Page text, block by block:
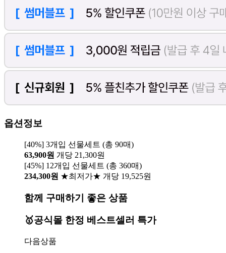
옵션정보
[40%] 3개입 선물세트 (총 90매)
63,900원 개당 21,300원
[45%] 12개입 선물세트 (총 360매)
234,300원 ★최저가★ 개당 19,525원
함께 구매하기 좋은 상품
🥇공식몰 한정 베스트셀러 특가
다음상품